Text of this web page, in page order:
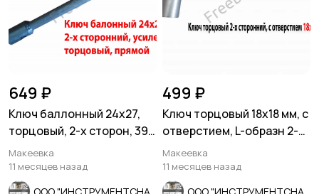
649 ₽
Ключ баллонный 24х27,
торцовый, 2-х сторон, 390
мм, для ГАЗ, КамАЗ.
Макеевка
11 месяцев назад
499 ₽
Ключ торцовый 18х18 мм, с
отверстием, L-образн 2-х
сторонний, Cr-V.
Макеевка
11 месяцев назад